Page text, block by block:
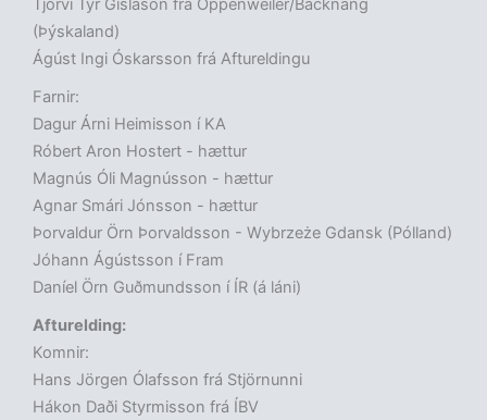
Tjörvi Týr Gíslason frá Oppenweiler/Backnang
(Þýskaland)
Ágúst Ingi Óskarsson frá Aftureldingu
Farnir:
Dagur Árni Heimisson í KA
Róbert Aron Hostert - hættur
Magnús Óli Magnússon - hættur
Agnar Smári Jónsson - hættur
Þorvaldur Örn Þorvaldsson - Wybrzeże Gdansk (Pólland)
Jóhann Ágústsson í Fram
Daníel Örn Guðmundsson í ÍR (á láni)
Afturelding:
Komnir:
Hans Jörgen Ólafsson frá Stjörnunni
Hákon Daði Styrmisson frá ÍBV